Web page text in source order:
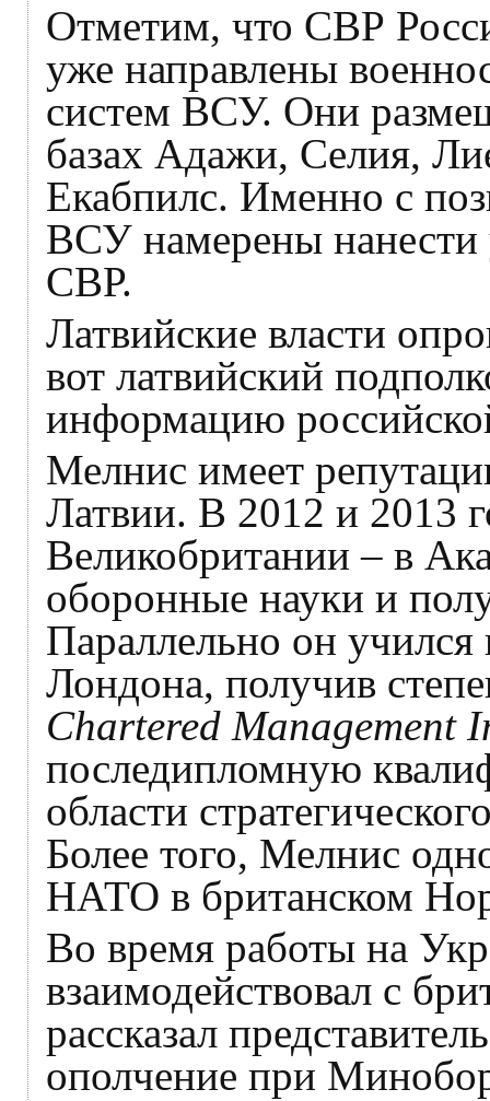
Отметим, что СВР
уже направлены
систем ВСУ. Они
базах Адажи, Селия,
Екабпилс. Именно с
ВСУ намерены нанести
СВР.
Латвийские власти
вот латвийский
информацию
Мелнис имеет
Латвии. В 2012 и 2013
Великобритании – в
оборонные науки и
Параллельно он
Лондона, получив
Chartered Management
последипломную
области
Более того, Мелнис
НАТО в британском
Во время работы на
взаимодействовал с
рассказал
ополчение при